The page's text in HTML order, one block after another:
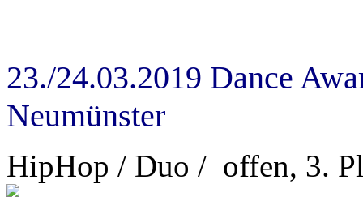
23./24.03.2019 Dance
Neumünster
HipHop / Duo / offen, 3.